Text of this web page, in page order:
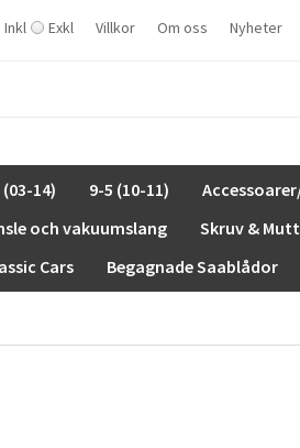
Inkl Exkl Villkor Om oss Nyheter
(03-14) 9-5 (10-11)
och vakuumslang Skruv &
Cars Begagnade Saablådor